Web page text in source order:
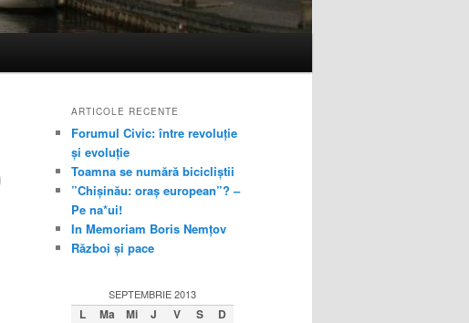
ARTICOLE RECENTE
Forumul Civic: între revoluție
și evoluție
Toamna se numără bicicliștii
”Chișinău: oraș european”? –
Pe na*ui!
In Memoriam Boris Nemțov
Război și pace
SEPTEMBRIE 2013
L Ma Mi J V S D